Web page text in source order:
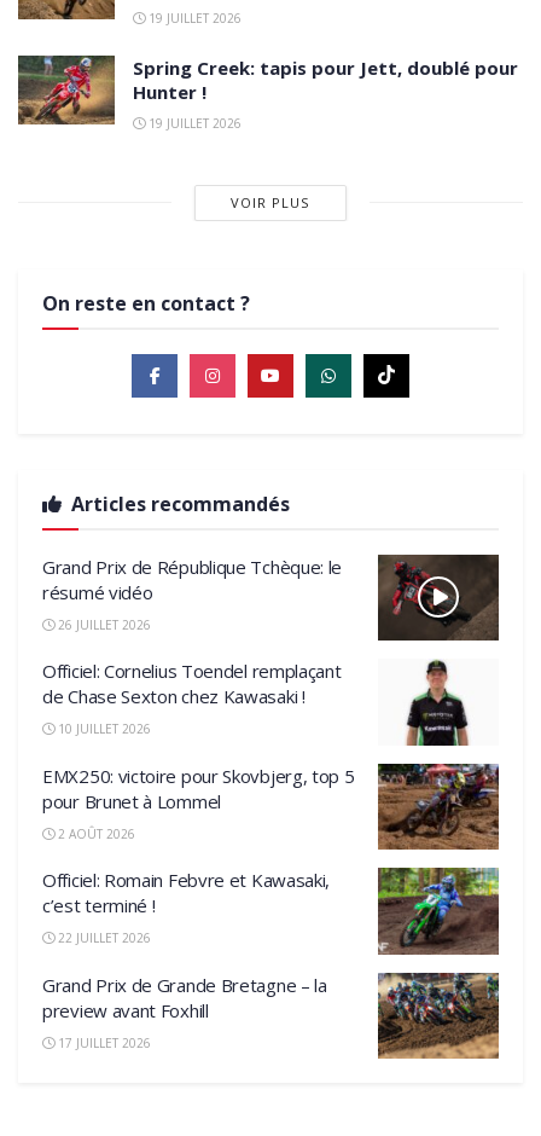
19 JUILLET 2026
Spring Creek: tapis pour Jett, doublé pour
Hunter !
19 JUILLET 2026
VOIR PLUS
On reste en contact ?
Articles recommandés
Grand Prix de République Tchèque: le
résumé vidéo
26 JUILLET 2026
Officiel: Cornelius Toendel remplaçant
de Chase Sexton chez Kawasaki !
10 JUILLET 2026
EMX250: victoire pour Skovbjerg, top 5
pour Brunet à Lommel
2 AOÛT 2026
Officiel: Romain Febvre et Kawasaki,
c’est terminé !
22 JUILLET 2026
Grand Prix de Grande Bretagne – la
preview avant Foxhill
17 JUILLET 2026